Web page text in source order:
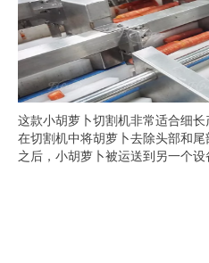
这款小胡萝卜切割机非常适合细
在切割机中将胡萝卜去除头部和尾
之后，小胡萝卜被运送到另一个设